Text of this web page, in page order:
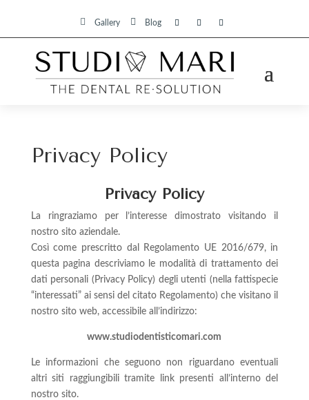
 Gallery  Blog
Privacy Policy
Privacy Policy
La ringraziamo per l’interesse dimostrato visitando il
nostro sito aziendale.
Così come prescritto dal Regolamento UE 2016/679, in
questa pagina descriviamo le modalità di trattamento dei
dati personali (Privacy Policy) degli utenti (nella fattispecie
“interessati” ai sensi del citato Regolamento) che visitano il
nostro sito web, accessibile all’indirizzo:
www.studiodentisticomari.com
Le informazioni che seguono non riguardano eventuali
altri siti raggiungibili tramite link presenti all’interno del
nostro sito.